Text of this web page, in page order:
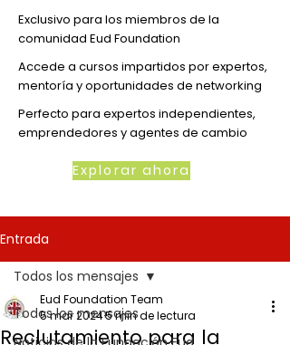
Exclusivo para los miembros de la
comunidad Eud Foundation
Accede a cursos impartidos por expertos,
mentoría y oportunidades de networking
Perfecto para expertos independientes,
emprendedores y agentes de cambio
Explorar ahora
Entrada
Todos los mensajes
Todos los mensajes
Reclutamiento para la
Eud Foundation Team
5 mar 20245 min de lectura